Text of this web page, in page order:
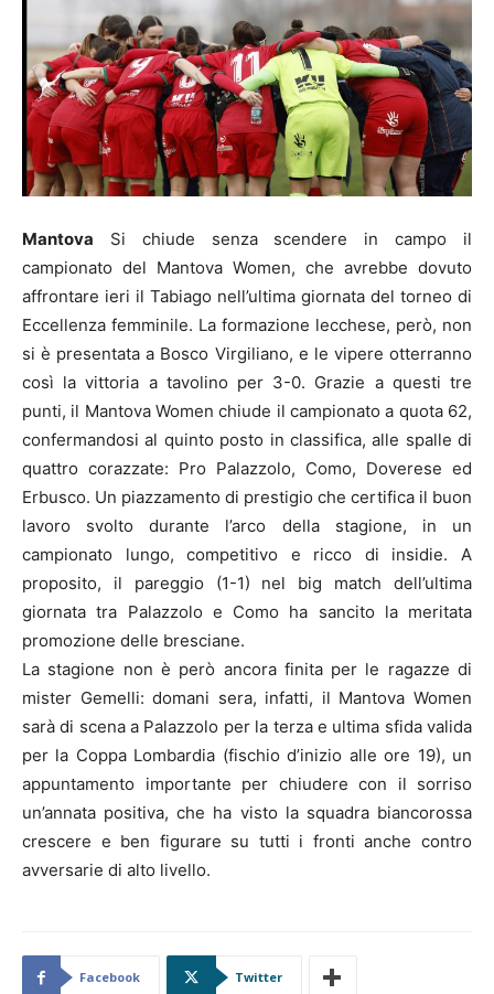
Mantova Si chiude senza scendere in campo il
campionato del Mantova Women, che avrebbe dovuto
affrontare ieri il Tabiago nell’ultima giornata del torneo di
Eccellenza femminile. La formazione lecchese, però, non
si è presentata a Bosco Virgiliano, e le vipere otterranno
così la vittoria a tavolino per 3-0. Grazie a questi tre
punti, il Mantova Women chiude il campionato a quota 62,
confermandosi al quinto posto in classifica, alle spalle di
quattro corazzate: Pro Palazzolo, Como, Doverese ed
Erbusco. Un piazzamento di prestigio che certifica il buon
lavoro svolto durante l’arco della stagione, in un
campionato lungo, competitivo e ricco di insidie. A
proposito, il pareggio (1-1) nel big match dell’ultima
giornata tra Palazzolo e Como ha sancito la meritata
promozione delle bresciane.
La stagione non è però ancora finita per le ragazze di
mister Gemelli: domani sera, infatti, il Mantova Women
sarà di scena a Palazzolo per la terza e ultima sfida valida
per la Coppa Lombardia (fischio d’inizio alle ore 19), un
appuntamento importante per chiudere con il sorriso
un’annata positiva, che ha visto la squadra biancorossa
crescere e ben figurare su tutti i fronti anche contro
avversarie di alto livello.
Facebook Twitter